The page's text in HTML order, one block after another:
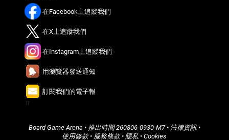
在Facebook上追蹤我們
在X上追蹤我們
在Instagram上追蹤我們
用瀏覽器發送通知
訂閱我們的電子報
Board Game Arena • 推出時間260806-0930-M7• 法律資訊•
使用條款• 服務條款•隱私 •Cookies
π